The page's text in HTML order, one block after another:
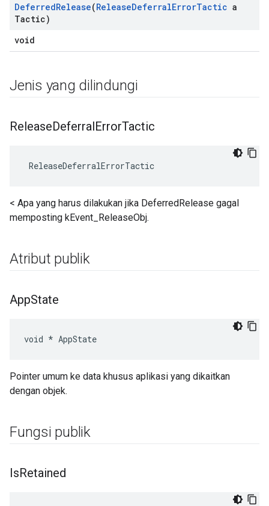
DeferredRelease(ReleaseDeferralErrorTactic a
Tactic)
void
Jenis yang dilindungi
ReleaseDeferralErrorTactic
ReleaseDeferralErrorTactic
< Apa yang harus dilakukan jika DeferredRelease gagal
memposting kEvent_ReleaseObj.
Atribut publik
AppState
void * AppState
Pointer umum ke data khusus aplikasi yang dikaitkan
dengan objek.
Fungsi publik
IsRetained